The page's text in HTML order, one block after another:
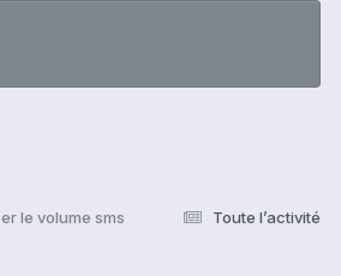
Toute l’activité
le volume sms